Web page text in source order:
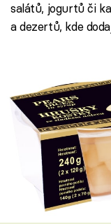
salátů, jogurtů či
a dezertů, kde